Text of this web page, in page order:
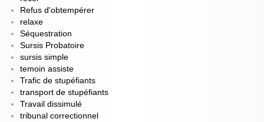
Refus d'obtempérer
relaxe
Séquestration
Sursis Probatoire
sursis simple
temoin assiste
Trafic de stupéfiants
transport de stupéfiants
Travail dissimulé
tribunal correctionnel